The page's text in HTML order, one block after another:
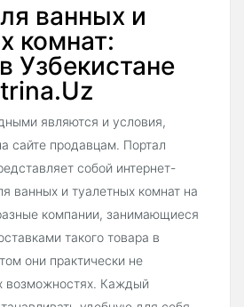
ванных и
комнат:
Узбекистане
являются и условия,
сайте продавцам. Портал
собой интернет-
ванных и туалетных комнат на
компании, занимающиеся
такого товара в
они практически не
возможностях. Каждый